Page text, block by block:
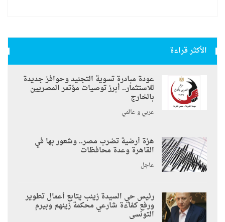
الأكثر قراءة
عودة مبادرة تسوية التجنيد وحوافز جديدة
للاستثمار.. أبرز توصيات مؤتمر المصريين
بالخارج
عربي و عالمي
هزة أرضية تضرب مصر.. وشعور بها في
القاهرة وعدة محافظات
عاجل
رئيس حي السيدة زينب يتابع أعمال تطوير
ورفع كفاءة شارعي محكمة زينهم وبيرم
التونسى